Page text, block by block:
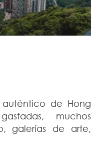
de Hong
muchos
galerías de arte,